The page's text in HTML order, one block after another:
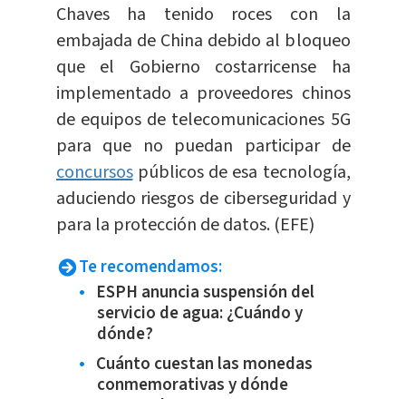
Chaves ha tenido roces con la
embajada de China debido al bloqueo
que el Gobierno costarricense ha
implementado a proveedores chinos
de equipos de telecomunicaciones 5G
para que no puedan participar de
concursos públicos de esa tecnología,
aduciendo riesgos de ciberseguridad y
para la protección de datos. (EFE)
Te recomendamos:
ESPH anuncia suspensión del
servicio de agua: ¿Cuándo y
dónde?
Cuánto cuestan las monedas
conmemorativas y dónde